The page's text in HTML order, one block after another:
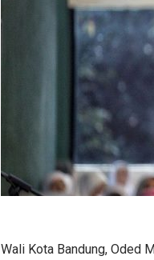
Wali Kota Bandung, Oded